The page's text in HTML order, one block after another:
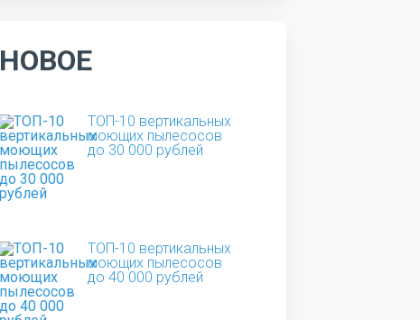
НОВОЕ
ТОП-10 вертикальных
моющих пылесосов
до 30 000 рублей
ТОП-10 вертикальных
моющих пылесосов
до 40 000 рублей